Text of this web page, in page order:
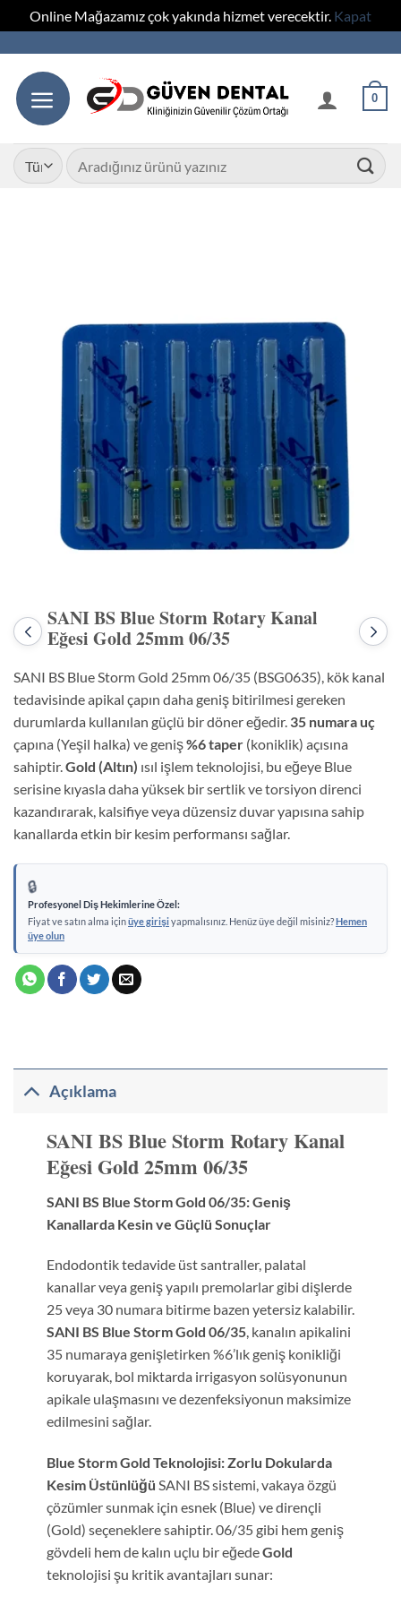
Online Mağazamız çok yakında hizmet verecektir. Kapat
0
Ara:
Önceki
ürün:
BS
Blue
Storm
Rotary
Kanal
Eğesi
Gold
25mm
06/30
SANI BS Blue Storm Rotary Kanal
Eğesi Gold 25mm 06/35
BS
SANI BS Blue Storm Gold 25mm 06/35 (BSG0635), kök kanal
tedavisinde apikal çapın daha geniş bitirilmesi gereken
durumlarda kullanılan güçlü bir döner eğedir. 35 numara uç
çapına (Yeşil halka) ve geniş%6 taper (koniklik) açısına
sahiptir.Gold (Altın) ısıl işlem teknolojisi, bu eğeye Blue
serisine kıyasla daha yüksek bir sertlik ve torsiyon direnci
kazandırarak, kalsifiye veya düzensiz duvar yapısına sahip
kanallarda etkin bir kesim performansı sağlar.
🔒
Profesyonel Diş Hekimlerine Özel:
Fiyat ve satın alma içinüye girişiyapmalısınız. Henüz üye değil misiniz?Hemen
üye olun
Açıklama
SANI BS Blue Storm Rotary Kanal
Eğesi Gold 25mm 06/35
SANI BS Blue Storm Gold 06/35: Geniş
Kanallarda Kesin ve Güçlü Sonuçlar
Endodontik tedavide üst santraller, palatal
kanallar veya geniş yapılı premolarlar gibi dişlerde
25 veya 30 numara bitirme bazen yetersiz kalabilir.
SANI BS Blue Storm Gold 06/35, kanalın apikalini
35 numaraya genişletirken %6’lık geniş konikliği
koruyarak, bol miktarda irrigasyon solüsyonunun
apikale ulaşmasını ve dezenfeksiyonun maksimize
edilmesini sağlar.
Blue Storm Gold Teknolojisi: Zorlu Dokularda
Kesim Üstünlüğü SANI BS sistemi, vakaya özgü
çözümler sunmak için esnek (Blue) ve dirençli
(Gold) seçeneklere sahiptir. 06/35 gibi hem geniş
gövdeli hem de kalın uçlu bir eğedeGold
teknolojisi şu kritik avantajları sunar: